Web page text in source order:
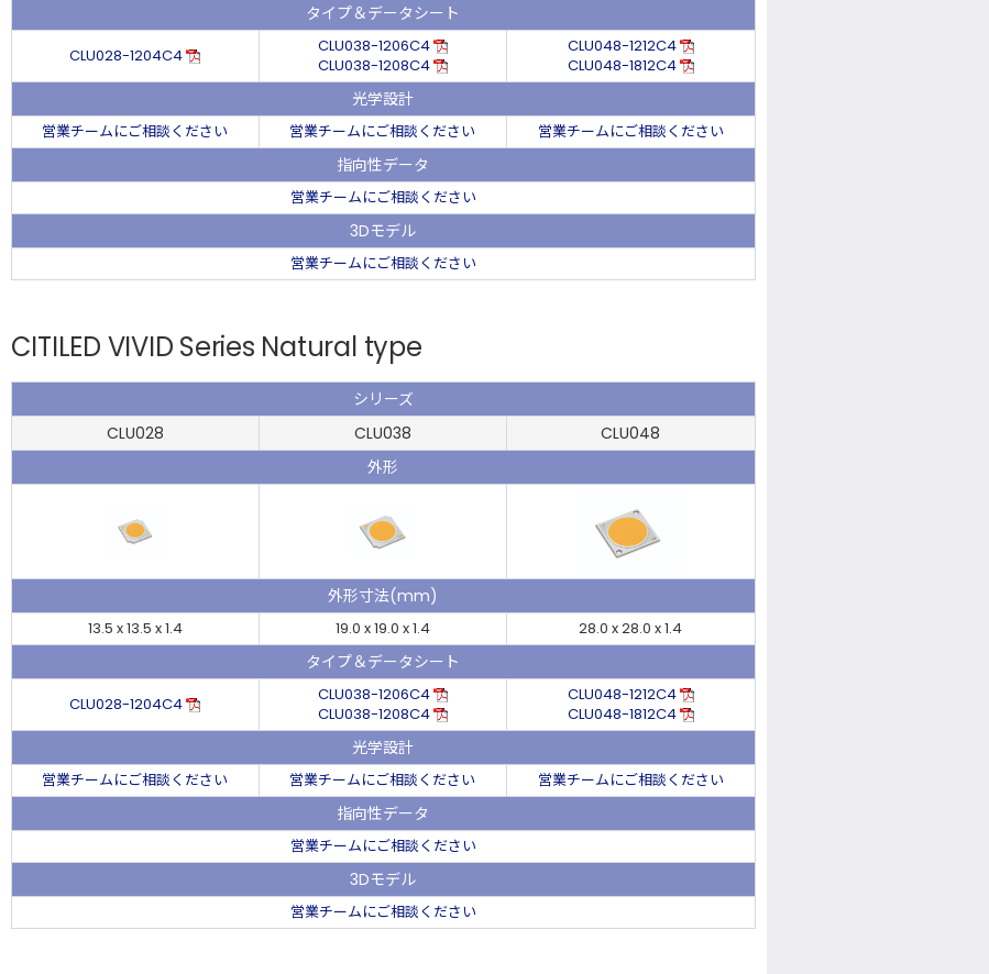
タイプ＆データシート
CLU028-1204C4
CLU038-1206C4
CLU038-1208C4
CLU048-1212C4
CLU048-1812C4
光学設計
営業チームにご相談ください 営業チームにご相談ください 営業チームにご相談ください
指向性データ
営業チームにご相談ください
3Dモデル
営業チームにご相談ください
CITILED VIVID Series Natural type
シリーズ
CLU028
CLU038
CLU048
外形
外形寸法(mm)
13.5 x 13.5 x 1.4 19.0 x 19.0 x 1.4 28.0 x 28.0 x 1.4
タイプ＆データシート
CLU028-1204C4
CLU038-1206C4
CLU038-1208C4
CLU048-1212C4
CLU048-1812C4
光学設計
営業チームにご相談ください 営業チームにご相談ください 営業チームにご相談ください
指向性データ
営業チームにご相談ください
3Dモデル
営業チームにご相談ください